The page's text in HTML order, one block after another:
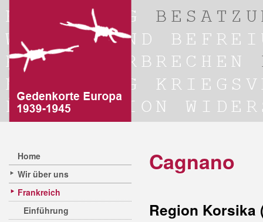
Home
Wir über uns
Frankreich
Einführung
Cagnano
Region Korsika